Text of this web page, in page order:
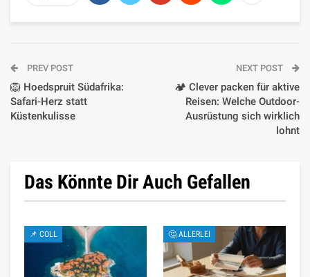
PREV POST
🦁 Hoedspruit Südafrika:
Safari-Herz statt
Küstenkulisse
NEXT POST
🏕️ Clever packen für aktive
Reisen: Welche Outdoor-
Ausrüstung sich wirklich
lohnt
Das Könnte Dir Auch Gefallen
📌 COLL 🤔 ALLERLEI